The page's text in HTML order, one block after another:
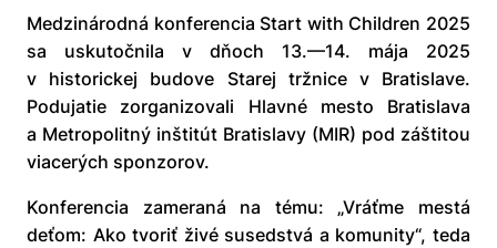
Medzinárodná konferencia Start with Children 2025
sa uskutočnila v dňoch 13.—14. mája 2025
v historickej budove Starej tržnice v Bratislave.
Podujatie zorganizovali Hlavné mesto Bratislava
a Metropolitný inštitút Bratislavy (MIR) pod záštitou
viacerých sponzorov.
Konferencia zameraná na tému: „Vráťme mestá
deťom: Ako tvoriť živé susedstvá a komunity“, teda